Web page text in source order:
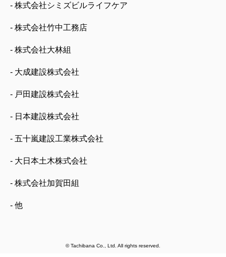
- 株式会社シミズビルライフケア
- 株式会社竹中工務店
- 株式会社大林組
- 大成建設株式会社
- 戸田建設株式会社
- 日本建設株式会社
- 五十嵐建設工業株式会社
- 大日本土木株式会社
- 株式会社加賀田組
- 他
© Tachibana Co., Ltd. All rights reserved.